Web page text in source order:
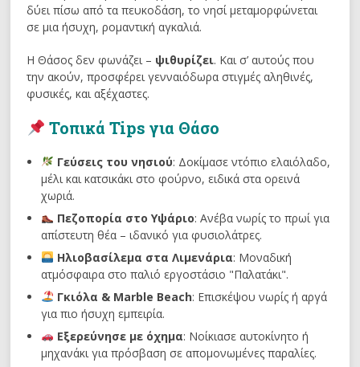
δύει πίσω από τα πευκοδάση, το νησί μεταμορφώνεται
σε μια ήσυχη, ρομαντική αγκαλιά.
Η Θάσος δεν φωνάζει – ψιθυρίζει. Και σ’ αυτούς που
την ακούν, προσφέρει γενναιόδωρα στιγμές αληθινές,
φυσικές, και αξέχαστες.
Τοπικά Tips για Θάσο
Γεύσεις του νησιού: Δοκίμασε ντόπιο ελαιόλαδο,
μέλι και κατσικάκι στο φούρνο, ειδικά στα ορεινά
χωριά.
Πεζοπορία στο Υψάριο: Ανέβα νωρίς το πρωί για
απίστευτη θέα – ιδανικό για φυσιολάτρες.
Ηλιοβασίλεμα στα Λιμενάρια: Μοναδική
ατμόσφαιρα στο παλιό εργοστάσιο "Παλατάκι".
Γκιόλα & Marble Beach: Επισκέψου νωρίς ή αργά
για πιο ήσυχη εμπειρία.
Εξερεύνησε με όχημα: Νοίκιασε αυτοκίνητο ή
μηχανάκι για πρόσβαση σε απομονωμένες παραλίες.